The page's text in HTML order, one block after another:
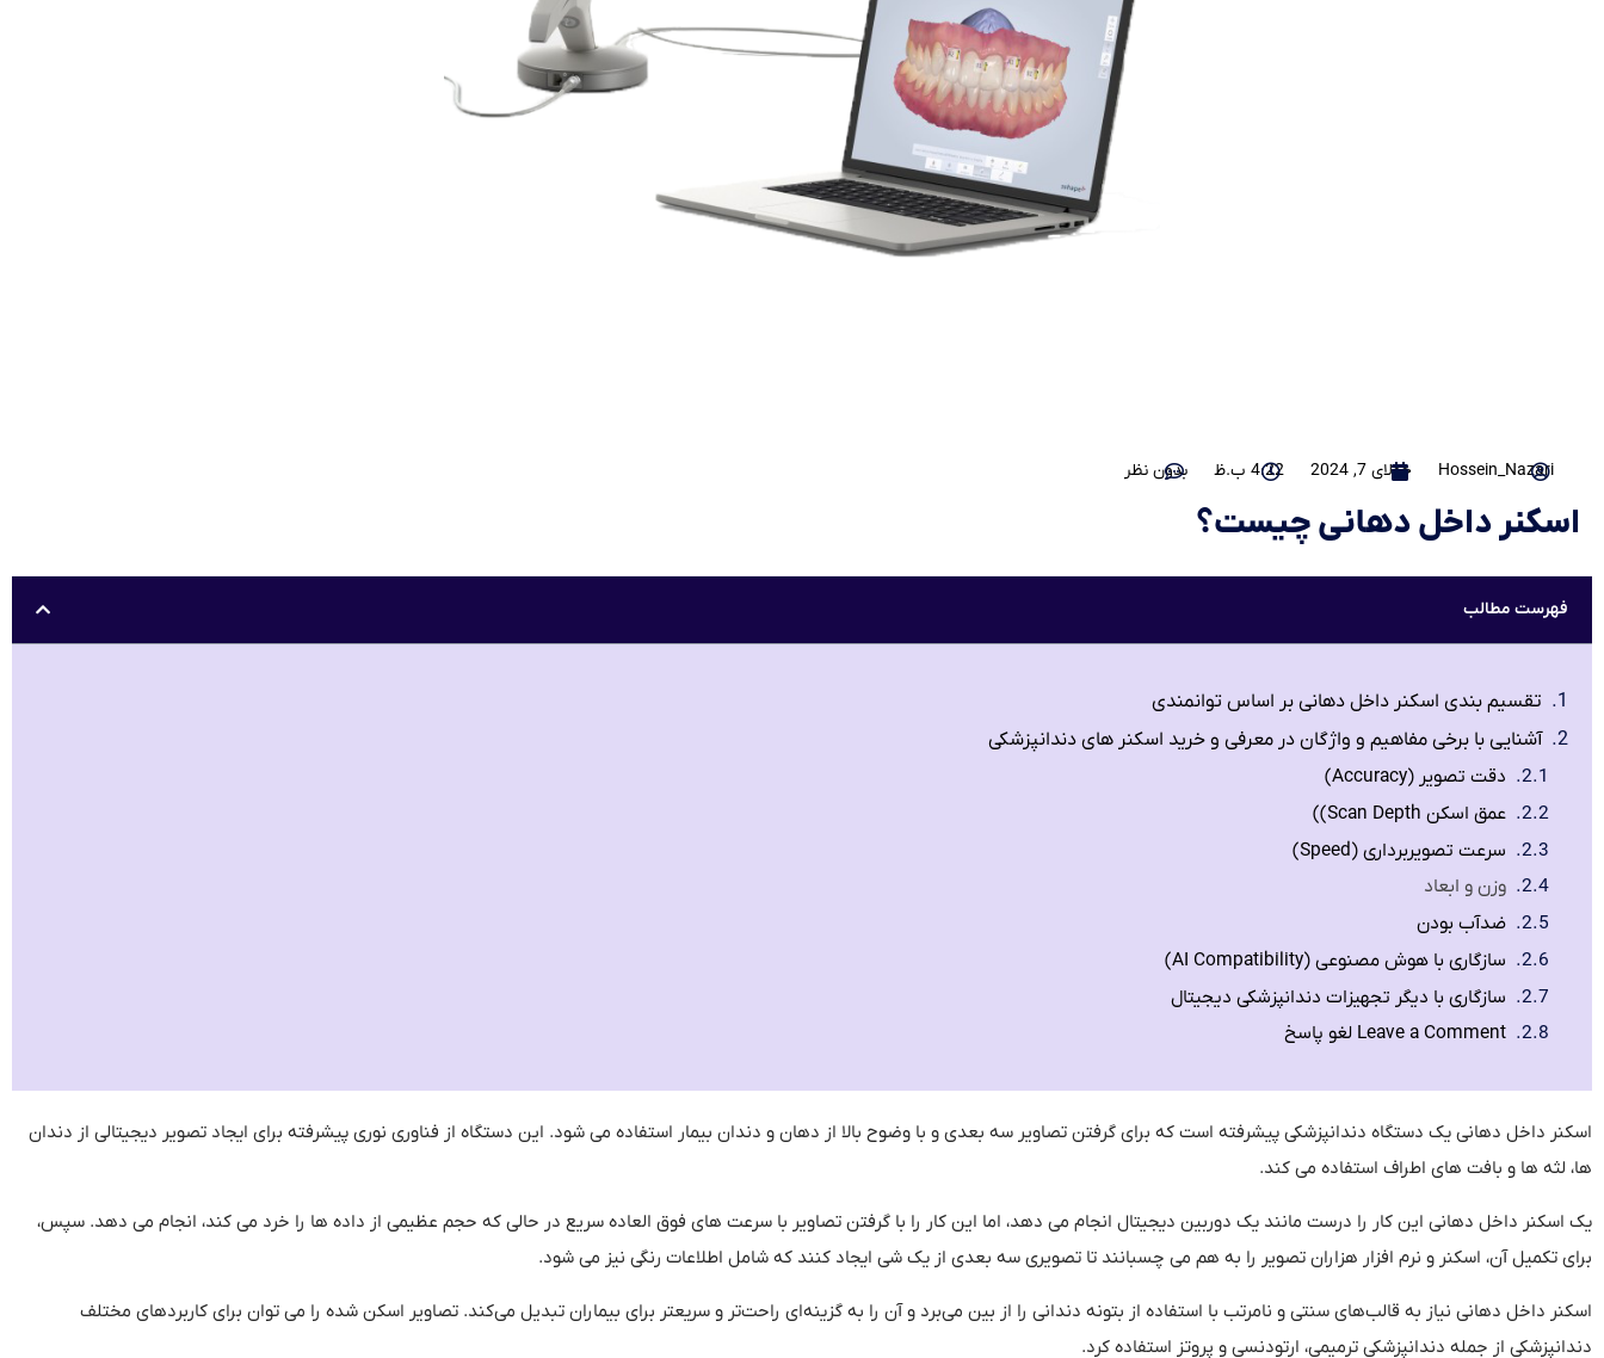
Hossein_Nazari جولای 7, 2024 4:22 ب.ظ بدون نظر
اسکنر داخل دهانی چیست؟
فهرست مطالب
تقسیم بندی اسکنر داخل دهانی بر اساس توانمندی
آشنایی با برخی مفاهیم و واژگان در معرفی و خرید اسکنر های دندانپزشکی
دقت تصویر (Accuracy)
عمق اسکن Scan Depth))
سرعت تصویربرداری (Speed)
وزن و ابعاد
ضدآب بودن
سازگاری با هوش مصنوعی (AI Compatibility)
سازگاری با دیگر تجهیزات دندانپزشکی دیجیتال
Leave a Comment لغو پاسخ
اسکنر داخل دهانی یک دستگاه دندانپزشکی پیشرفته است که برای گرفتن تصاویر سه بعدی و با وضوح بالا از دهان و دندان بیمار استفاده می شود. این دستگاه از فناوری نوری پیشرفته برای ایجاد تصویر دیجیتالی از دندان
ها، لثه ها و بافت های اطراف استفاده می کند.
یک اسکنر داخل دهانی این کار را درست مانند یک دوربین دیجیتال انجام می دهد، اما این کار را با گرفتن تصاویر با سرعت های فوق العاده سریع در حالی که حجم عظیمی از داده ها را خرد می کند، انجام می دهد. سپس،
برای تکمیل آن، اسکنر و نرم افزار هزاران تصویر را به هم می چسبانند تا تصویری سه بعدی از یک شی ایجاد کنند که شامل اطلاعات رنگی نیز می شود.
اسکنر داخل دهانی نیاز به قالب‌های سنتی و نامرتب با استفاده از بتونه دندانی را از بین می‌برد و آن را به گزینه‌ای راحت‌تر و سریعتر برای بیماران تبدیل می‌کند. تصاویر اسکن شده را می توان برای کاربردهای مختلف
دندانپزشکی از جمله دندانپزشکی ترمیمی، ارتودنسی و پروتز استفاده کرد.